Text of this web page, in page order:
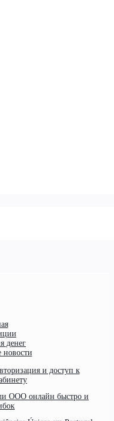
денег
и доступ к
ООО онлайн быстро и